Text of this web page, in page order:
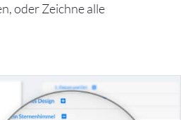
oder Zeichne alle